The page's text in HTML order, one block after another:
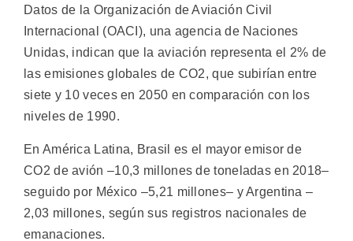
Datos de la Organización de Aviación Civil
Internacional (OACI), una agencia de Naciones
Unidas, indican que la aviación representa el 2% de
las emisiones globales de CO2, que subirían entre
siete y 10 veces en 2050 en comparación con los
niveles de 1990.
En América Latina, Brasil es el mayor emisor de
CO2 de avión –10,3 millones de toneladas en 2018–
seguido por México –5,21 millones– y Argentina –
2,03 millones, según sus registros nacionales de
emanaciones.